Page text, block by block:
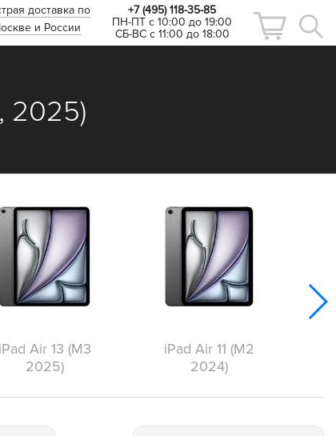
доставка по
и России
+7 (495) 118-35-85
ПН-ПТ с 10:00 до 19:00
СБ-ВС с 11:00 до 18:00
2025)
iPad Air 13 (M3
2025)
iPad Air 11 (M2
2024)